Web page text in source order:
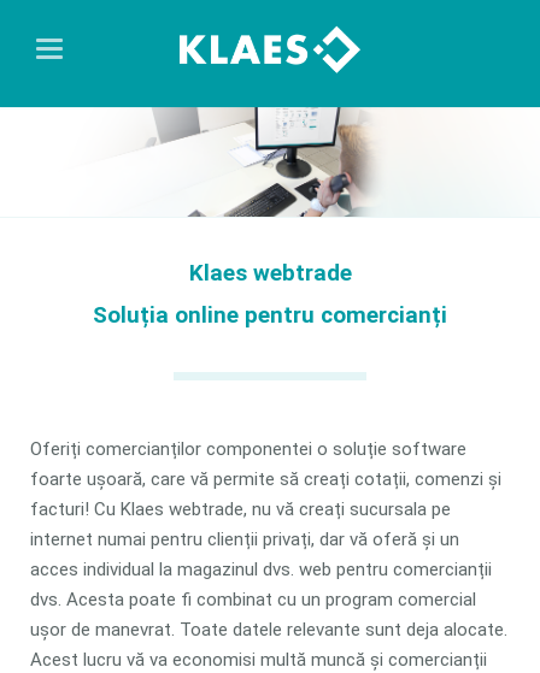
Klaes webtrade
Soluția online pentru comercianți
Oferiți comercianților componentei o soluție software
foarte ușoară, care vă permite să creați cotații, comenzi și
facturi! Cu Klaes webtrade, nu vă creați sucursala pe
internet numai pentru clienții privați, dar vă oferă și un
acces individual la magazinul dvs. web pentru comercianții
dvs. Acesta poate fi combinat cu un program comercial
ușor de manevrat. Toate datele relevante sunt deja alocate.
Acest lucru vă va economisi multă muncă și comercianții